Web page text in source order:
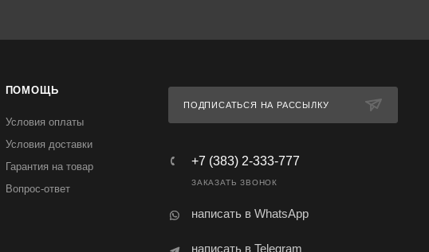
ПОМОЩЬ
Условия оплаты
Условия доставки
Гарантия на товар
Вопрос-ответ
ПОДПИСАТЬСЯ НА РАССЫЛКУ
+7 (383) 2-333-777
ЗАКАЗАТЬ ЗВОНОК
написать в WhatsApp
написать в Telegram